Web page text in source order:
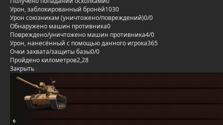
Урон, заблокированный бронёй1030
Урон союзникам (уничтожено/повреждений)0/0
Обнаружено машин противника0
Повреждено/уничтожено машин противника4/0
Урон, нанесённый с помощью данного игрока365
Очки захвата/защиты базы0/0
Пройдено километров2,28
Закрыть